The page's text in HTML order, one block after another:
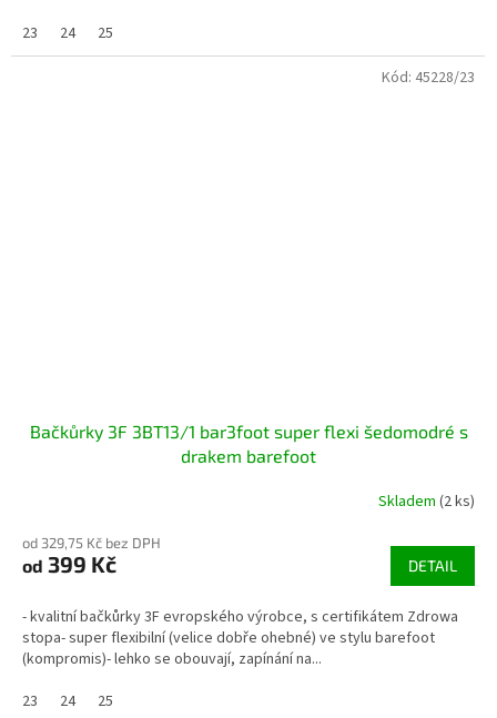
23
24 25
Bačkůrky 3F 3BT13/1 bar3foot super flexi šedomodré s
drakem barefoot
Skladem (2 ks)
od 329,75 Kč bez DPH
od 399 Kč DETAIL
- kvalitní bačkůrky 3F evropského výrobce, s certifikátem Zdrowa
stopa- super flexibilní (velice dobře ohebné) ve stylu barefoot
(kompromis)- lehko se obouvají, zapínání na...
23
24 25
Kód: 45228/23